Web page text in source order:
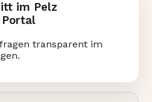
im Pelz
Portal
transparent im